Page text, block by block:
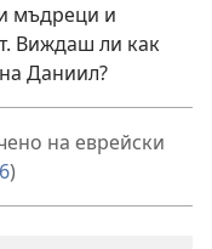
мъдреци и
Виждаш ли как
Даниил?
на еврейски
)